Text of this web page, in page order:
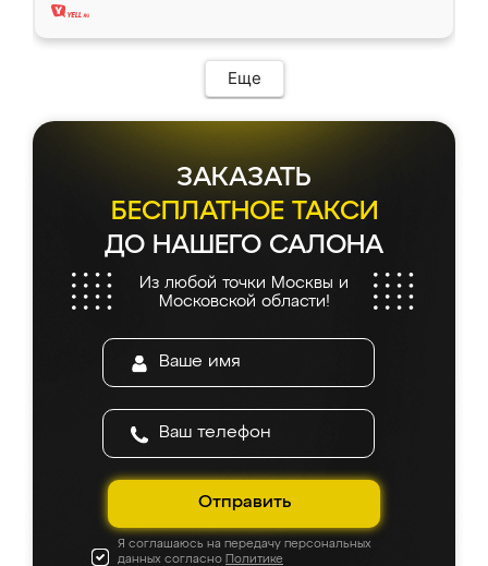
Еще
ЗАКАЗАТЬ
БЕСПЛАТНОЕ ТАКСИ
ДО НАШЕГО САЛОНА
Из любой точки Москвы и
Московской области!
Отправить
Я соглашаюсь на передачу персональных
данных согласно Политике